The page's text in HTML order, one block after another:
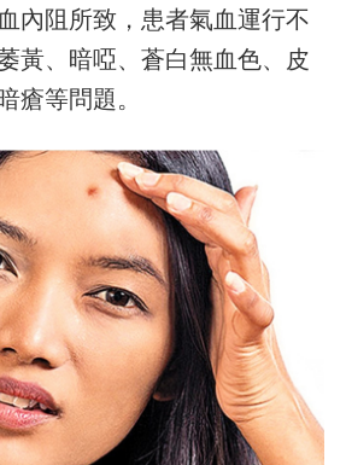
內阻所致，患者氣血運行不
黃、暗啞、蒼白無血色、皮
瘡等問題。